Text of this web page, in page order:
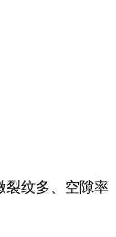
裂纹多、空隙率